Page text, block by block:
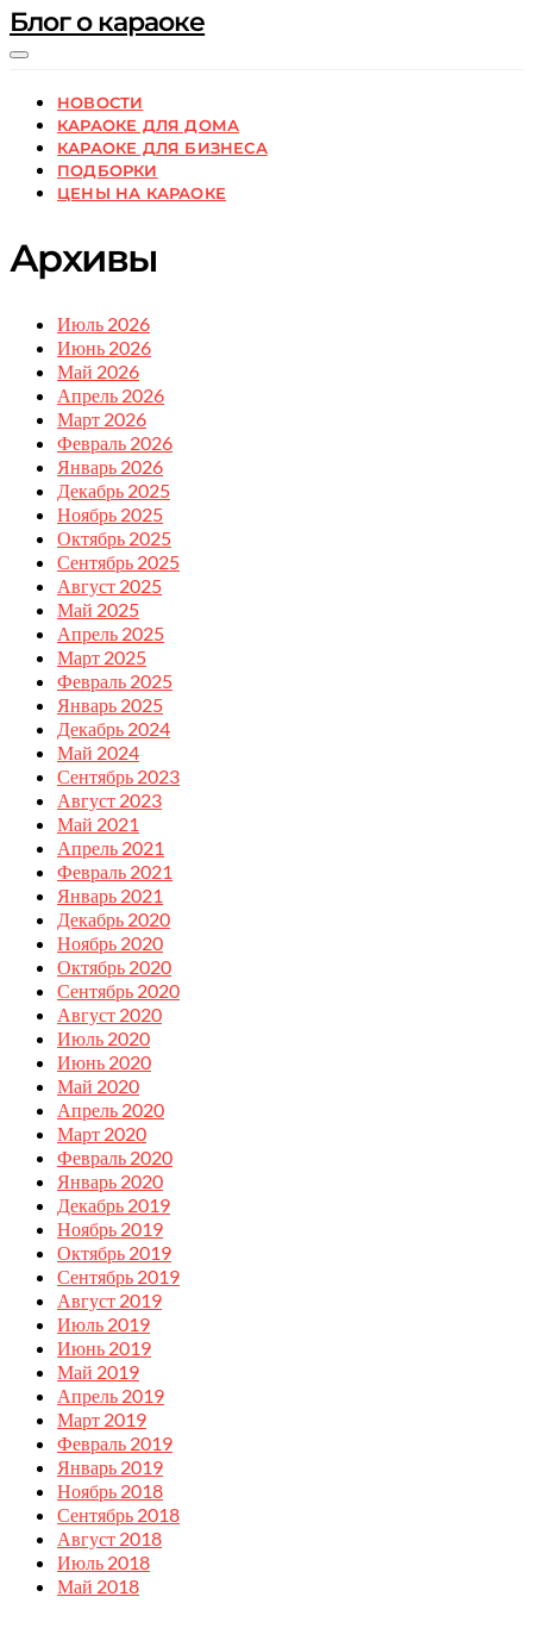
Блог о караоке
НОВОСТИ
КАРАОКЕ ДЛЯ ДОМА
КАРАОКЕ ДЛЯ БИЗНЕСА
ПОДБОРКИ
ЦЕНЫ НА КАРАОКЕ
Архивы
Июль 2026
Июнь 2026
Май 2026
Апрель 2026
Март 2026
Февраль 2026
Январь 2026
Декабрь 2025
Ноябрь 2025
Октябрь 2025
Сентябрь 2025
Август 2025
Май 2025
Апрель 2025
Март 2025
Февраль 2025
Январь 2025
Декабрь 2024
Май 2024
Сентябрь 2023
Август 2023
Май 2021
Апрель 2021
Февраль 2021
Январь 2021
Декабрь 2020
Ноябрь 2020
Октябрь 2020
Сентябрь 2020
Август 2020
Июль 2020
Июнь 2020
Май 2020
Апрель 2020
Март 2020
Февраль 2020
Январь 2020
Декабрь 2019
Ноябрь 2019
Октябрь 2019
Сентябрь 2019
Август 2019
Июль 2019
Июнь 2019
Май 2019
Апрель 2019
Март 2019
Февраль 2019
Январь 2019
Ноябрь 2018
Сентябрь 2018
Август 2018
Июль 2018
Май 2018